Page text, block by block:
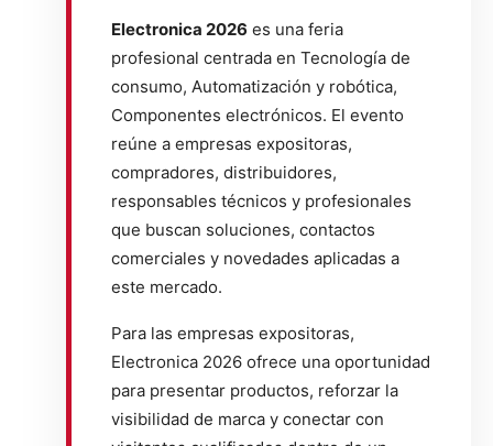
Electronica 2026 es una feria
profesional centrada en Tecnología de
consumo, Automatización y robótica,
Componentes electrónicos. El evento
reúne a empresas expositoras,
compradores, distribuidores,
responsables técnicos y profesionales
que buscan soluciones, contactos
comerciales y novedades aplicadas a
este mercado.
Para las empresas expositoras,
Electronica 2026 ofrece una oportunidad
para presentar productos, reforzar la
visibilidad de marca y conectar con